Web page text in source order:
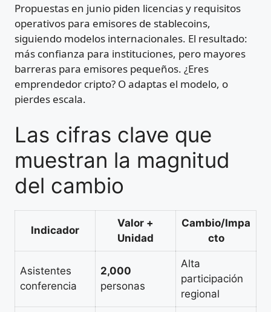
Propuestas en junio piden licencias y requisitos
operativos para emisores de stablecoins,
siguiendo modelos internacionales. El resultado:
más confianza para instituciones, pero mayores
barreras para emisores pequeños. ¿Eres
emprendedor cripto? O adaptas el modelo, o
pierdes escala.
Las cifras clave que
muestran la magnitud
del cambio
Indicador
Valor +
Unidad
Cambio/Impa
cto
Asistentes
conferencia
2,000
personas
Alta
participación
regional